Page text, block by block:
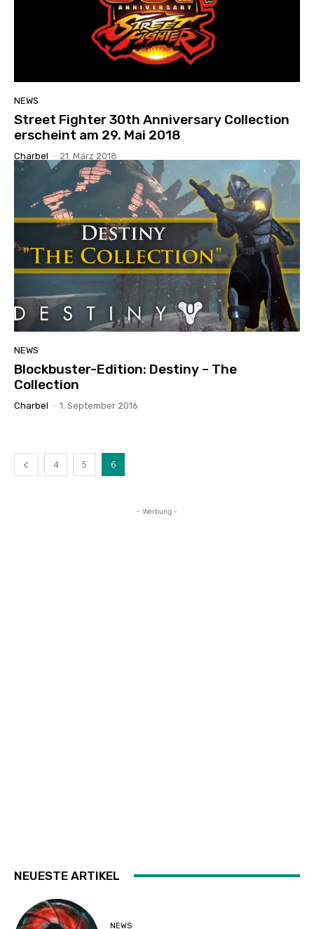
NEWS
Street Fighter 30th Anniversary Collection
erscheint am 29. Mai 2018
Charbel - 21. März 2018
NEWS
Blockbuster-Edition: Destiny – The
Collection
Charbel - 1. September 2016
4 5 6
- Werbung -
NEUESTE ARTIKEL
NEWS